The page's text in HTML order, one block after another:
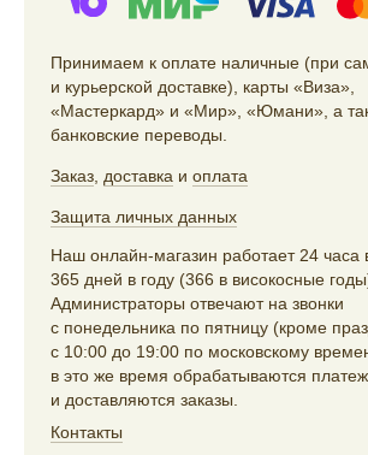
Принимаем к оплате наличные (при
и курьерской доставке), карты «Виза»,
«Мастеркард» и «Мир», «Юмани», а
банковские переводы.
Заказ доставка и оплата
Защита личных данных
Наш онлайн-магазин работает 24 часа в
365 дней в году (366 в високосные
Администраторы отвечают на звонки
с понедельника по пятницу (кроме
с 10:00 до 19:00 по московскому
в это же время обрабатываются
и доставляются заказы.
Контакты